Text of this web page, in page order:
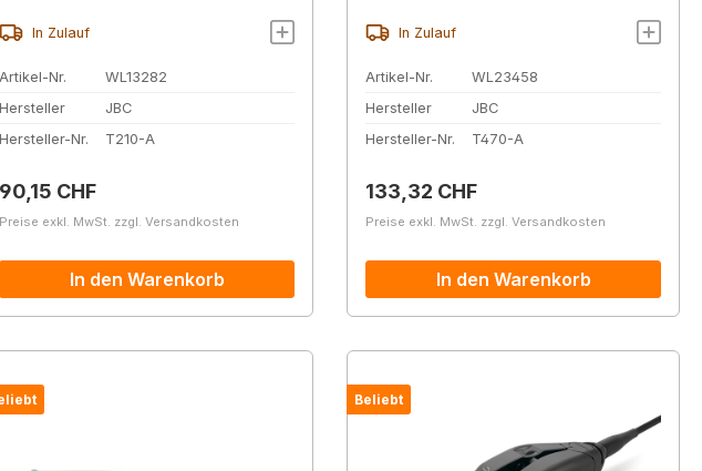
In Zulauf
Artikel-Nr.
WL13282
Hersteller
JBC
Hersteller-Nr.
T210-A
Regulärer Preis:
90,15 CHF
Preise exkl. MwSt. zzgl. Versandkosten
In den Warenkorb
In Zulauf
Artikel-Nr.
WL23458
Hersteller
JBC
Hersteller-Nr.
T470-A
Regulärer Preis:
133,32 CHF
Preise exkl. MwSt. zzgl. Versandkosten
In den Warenkorb
Beliebt